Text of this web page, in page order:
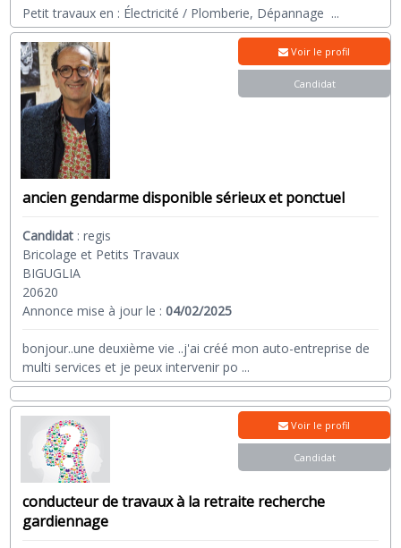
Petit travaux en : Électricité / Plomberie, Dépannage ...
ancien gendarme disponible sérieux et ponctuel
Candidat :regis
Bricolage et Petits Travaux
BIGUGLIA
20620
Annonce mise à jour le :04/02/2025
bonjour..une deuxième vie ..j'ai créé mon auto-entreprise de
multi services et je peux intervenir po ...
Voir le profil
Candidat
conducteur de travaux à la retraite recherche
gardiennage
Voir le profil
Candidat